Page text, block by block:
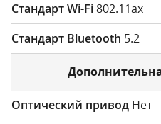
802.11ax
5.2
Нет